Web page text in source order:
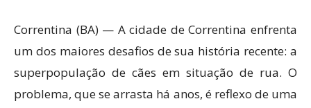
Correntina (BA) — A cidade de Correntina enfrenta
um dos maiores desafios de sua história recente: a
superpopulação de cães em situação de rua. O
problema, que se arrasta há anos, é reflexo de uma